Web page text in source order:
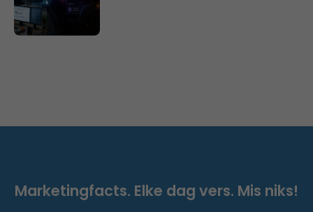
Marketingfacts. Elke dag vers. Mis niks!